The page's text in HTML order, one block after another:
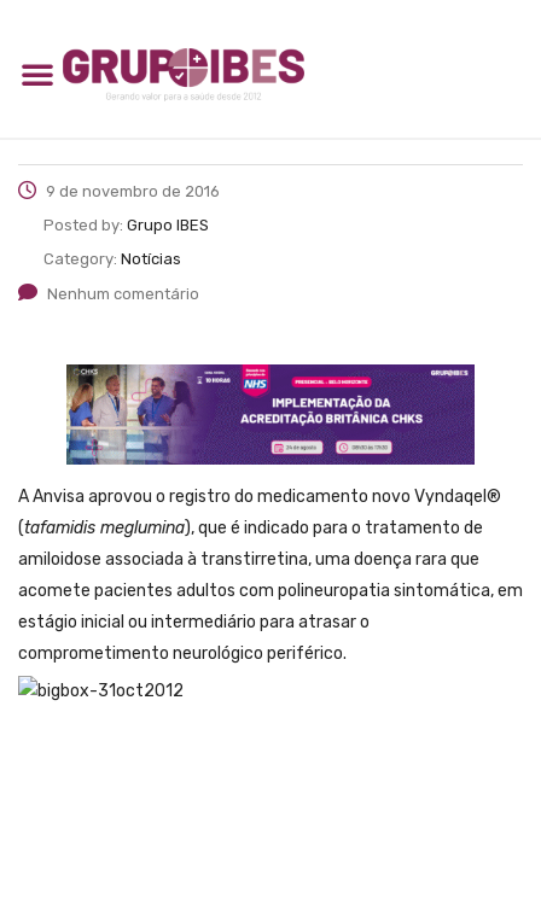
9 de novembro de 2016
Posted by: Grupo IBES
Category: Notícias
Nenhum comentário
A Anvisa aprovou o registro do medicamento novo Vyndaqel®
(tafamidis meglumina), que é indicado para o tratamento de
amiloidose associada à transtirretina, uma doença rara que
acomete pacientes adultos com polineuropatia sintomática, em
estágio inicial ou intermediário para atrasar o
comprometimento neurológico periférico.